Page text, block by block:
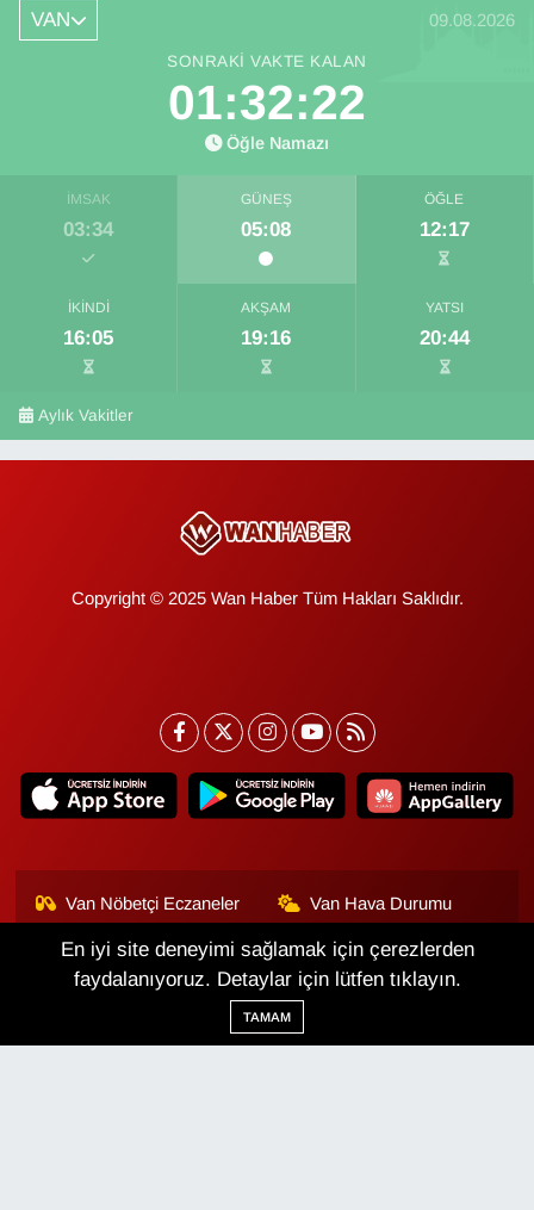
VAN 09.08.2026
SONRAKI VAKTE KALAN
01:32:22
Öğle Namazı
İMSAK
03:34
GÜNEŞ
05:08
ÖĞLE
12:17
İKINDI
16:05
AKŞAM
19:16
YATSI
20:44
Aylık Vakitler
Copyright © 2025 Wan Haber Tüm Hakları Saklıdır.
Van Nöbetçi Eczaneler Van Hava Durumu
Van Namaz Vakitleri
Van Trafik Yoğunluk
Haritası
Puan Durumu ve Fikstür
En iyi site deneyimi sağlamak için çerezlerden
faydalanıyoruz. Detaylar için lütfen tıklayın.
TAMAM